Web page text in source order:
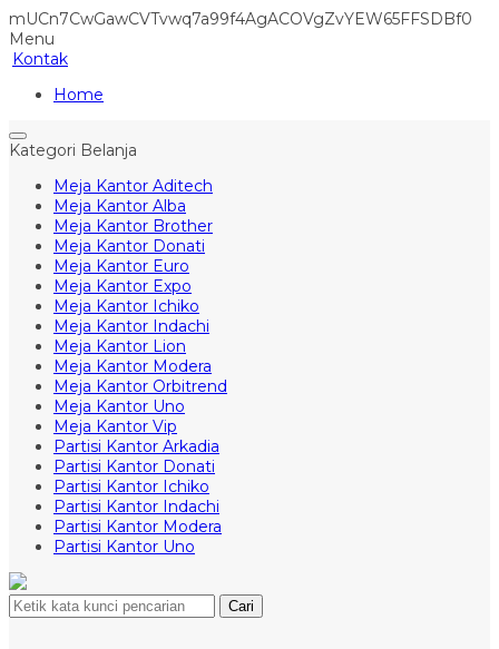
mUCn7CwGawCVTvwq7a99f4AgACOVgZvYEW65FFSDBf0
Menu
Kontak
Home
Kategori Belanja
Meja Kantor Aditech
Meja Kantor Alba
Meja Kantor Brother
Meja Kantor Donati
Meja Kantor Euro
Meja Kantor Expo
Meja Kantor Ichiko
Meja Kantor Indachi
Meja Kantor Lion
Meja Kantor Modera
Meja Kantor Orbitrend
Meja Kantor Uno
Meja Kantor Vip
Partisi Kantor Arkadia
Partisi Kantor Donati
Partisi Kantor Ichiko
Partisi Kantor Indachi
Partisi Kantor Modera
Partisi Kantor Uno
Cari